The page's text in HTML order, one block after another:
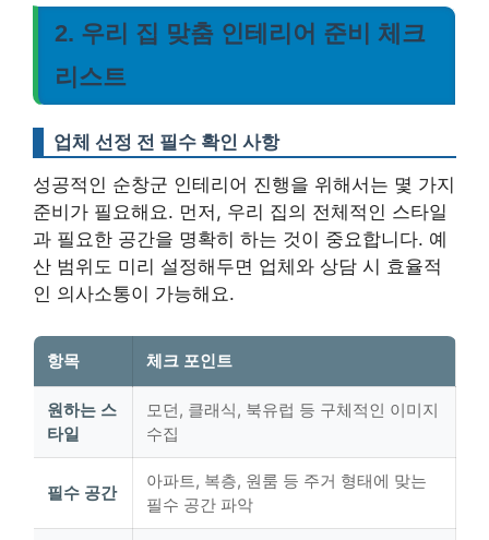
2. 우리 집 맞춤 인테리어 준비 체크
리스트
업체 선정 전 필수 확인 사항
성공적인 순창군 인테리어 진행을 위해서는 몇 가지
준비가 필요해요. 먼저, 우리 집의 전체적인 스타일
과 필요한 공간을 명확히 하는 것이 중요합니다. 예
산 범위도 미리 설정해두면 업체와 상담 시 효율적
인 의사소통이 가능해요.
항목 체크 포인트
원하는 스
타일
모던, 클래식, 북유럽 등 구체적인 이미지
수집
필수 공간
아파트, 복층, 원룸 등 주거 형태에 맞는
필수 공간 파악